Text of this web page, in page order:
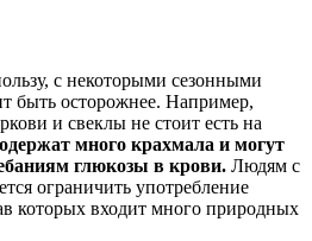
с некоторыми сезонными
быть осторожнее. Например,
и свеклы не стоит есть на
много крахмала и могут
глюкозы в крови. Людям с
ограничить употребление
которых входит много природных